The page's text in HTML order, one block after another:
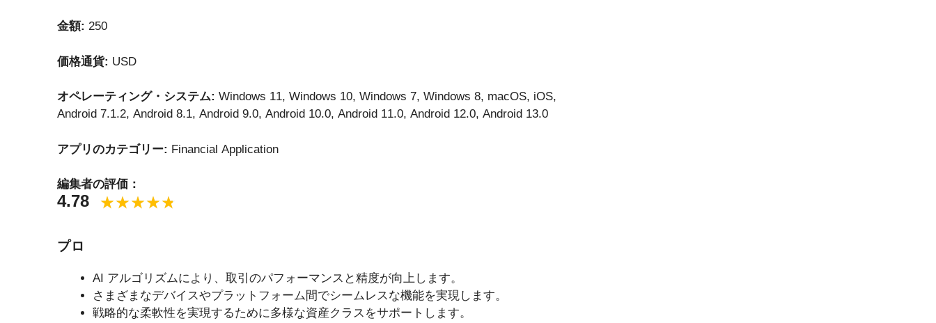
金額: 250
価格通貨: USD
オペレーティング・システム: Windows 11, Windows 10, Windows 7, Windows 8, macOS, iOS,
Android 7.1.2, Android 8.1, Android 9.0, Android 10.0, Android 11.0, Android 12.0, Android 13.0
アプリのカテゴリー: Financial Application
編集者の評価：
4.78
プロ
AI アルゴリズムにより、取引のパフォーマンスと精度が向上します。
さまざまなデバイスやプラットフォーム間でシームレスな機能を実現します。
戦略的な柔軟性を実現するために多様な資産クラスをサポートします。